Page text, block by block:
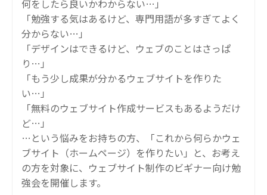
何をしたら良いかわからない…」
「勉強する気はあるけど、専門用語が多すぎてよく
分からない…」
「デザインはできるけど、ウェブのことはさっぱ
り…」
「もう少し成果が分かるウェブサイトを作りた
い…」
「無料のウェブサイト作成サービスもあるようだけ
ど…」
…という悩みをお持ちの方、「これから何らかウェ
ブサイト（ホームページ）を作りたい」と、お考え
の方を対象に、ウェブサイト制作のビギナー向け勉
強会を開催します。